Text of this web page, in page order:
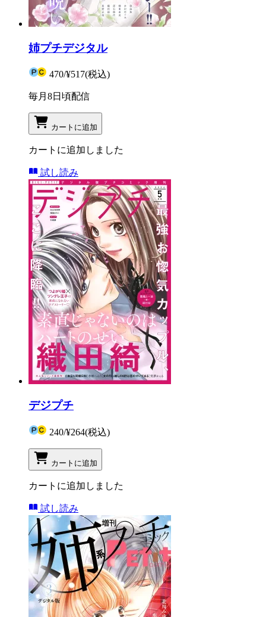
姉プチデジタル
470/¥517(税込)
毎月8日頃配信
カートに追加
カートに追加しました
試し読み
デジプチ
240/¥264(税込)
カートに追加
カートに追加しました
試し読み